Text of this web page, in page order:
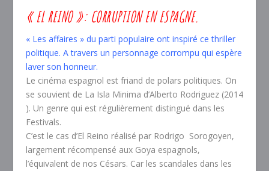
« EL REINO »: CORRUPTION EN ESPAGNE.
« Les affaires » du parti populaire ont inspiré ce thriller
politique. A travers un personnage corrompu qui espère
laver son honneur.
Le cinéma espagnol est friand de polars politiques. On
se souvient de La Isla Minima d’Alberto Rodriguez (2014
). Un genre qui est régulièrement distingué dans les
Festivals.
C’est le cas d’El Reino réalisé par Rodrigo Sorogoyen,
largement récompensé aux Goya espagnols,
l’équivalent de nos Césars. Car les scandales dans les